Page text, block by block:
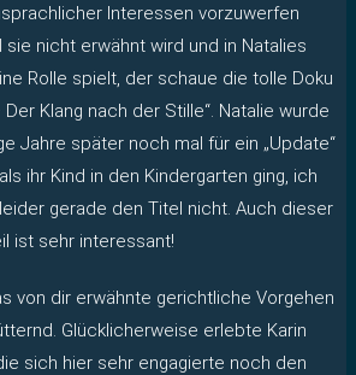
Interessen vorzuwerfen
sie nicht erwähnt wird und in Natalies
Rolle spielt, der schaue die tolle Doku
Der Klang nach der Stille“. Natalie wurde
Jahre später noch mal für ein „Update“
ihr Kind in den Kindergarten ging, ich
gerade den Titel nicht. Auch dieser
ist sehr interessant!
von dir erwähnte gerichtliche Vorgehen
Glücklicherweise erlebte Karin
sich hier sehr engagierte noch den